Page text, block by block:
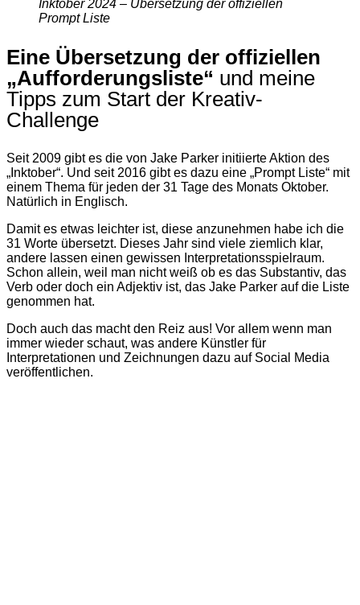
Inktober 2024 – Übersetzung der offiziellen
Prompt Liste
Eine Übersetzung der offiziellen
„Aufforderungs­liste“ und meine
Tipps zum Start der Kreativ-
Challenge
Seit 2009 gibt es die von Jake Parker initiierte Aktion des
„Inktober“. Und seit 2016 gibt es dazu eine „Prompt Liste“ mit
einem Thema für jeden der 31 Tage des Monats Oktober.
Natürlich in Englisch.
Damit es etwas leichter ist, diese anzunehmen habe ich die
31 Worte übersetzt. Dieses Jahr sind viele ziemlich klar,
andere lassen einen gewissen Interpretations­spielraum.
Schon allein, weil man nicht weiß ob es das Substantiv, das
Verb oder doch ein Adjektiv ist, das Jake Parker auf die Liste
genommen hat.
Doch auch das macht den Reiz aus! Vor allem wenn man
immer wieder schaut, was andere Künstler für
Interpretationen und Zeichnungen dazu auf Social Media
veröffentlichen.